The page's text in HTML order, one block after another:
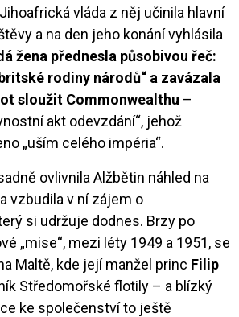
vláda z něj učinila hlavní
a na den jeho konání vyhlásila
žena přednesla působivou řeč:
rodiny národů“ a zavázala
sloužit Commonwealthu –
akt odevzdání“, jehož
„uším celého impéria“.
ovlivnila Alžbětin náhled na
vzbudila v ní zájem o
si udržuje dodnes. Brzy po
„mise“, mezi léty 1949 a 1951, se
Maltě, kde její manžel princ Filip
Středomořské flotily – a blízký
ke společenství to ještě